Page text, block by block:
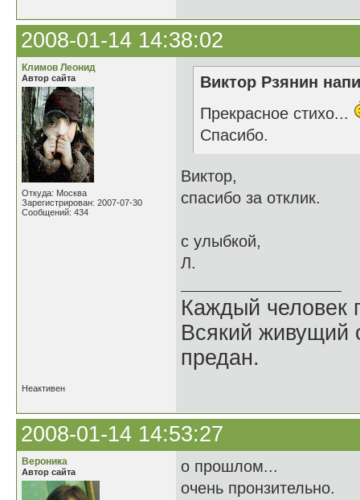
2008-01-14 14:38:02
Климов Леонид
Автор сайта
Откуда: Москва
Зарегистрирован: 2007-07-30
Сообщений: 434
Виктор Рзянин
Прекрасное стихо...
Спасибо.
Виктор,
спасибо за отклик.
с улыбкой,
Л.
Каждый человек
Всякий живущий
предан.
Неактивен
2008-01-14 14:53:27
Вероника
Автор сайта
о прошлом...
очень пронзительно.